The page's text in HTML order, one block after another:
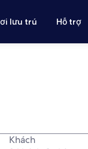
lưu trú Hỗ trợ
Khách